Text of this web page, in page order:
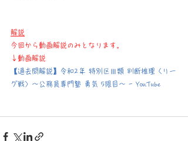
解説
今回から動画解説のみとなります。
↓動画解説
【過去問解説】令和2年 特別区Ⅲ類 判断推理〈リー
グ戦〉～公務員専門塾 勇気 5限目～ - YouTube